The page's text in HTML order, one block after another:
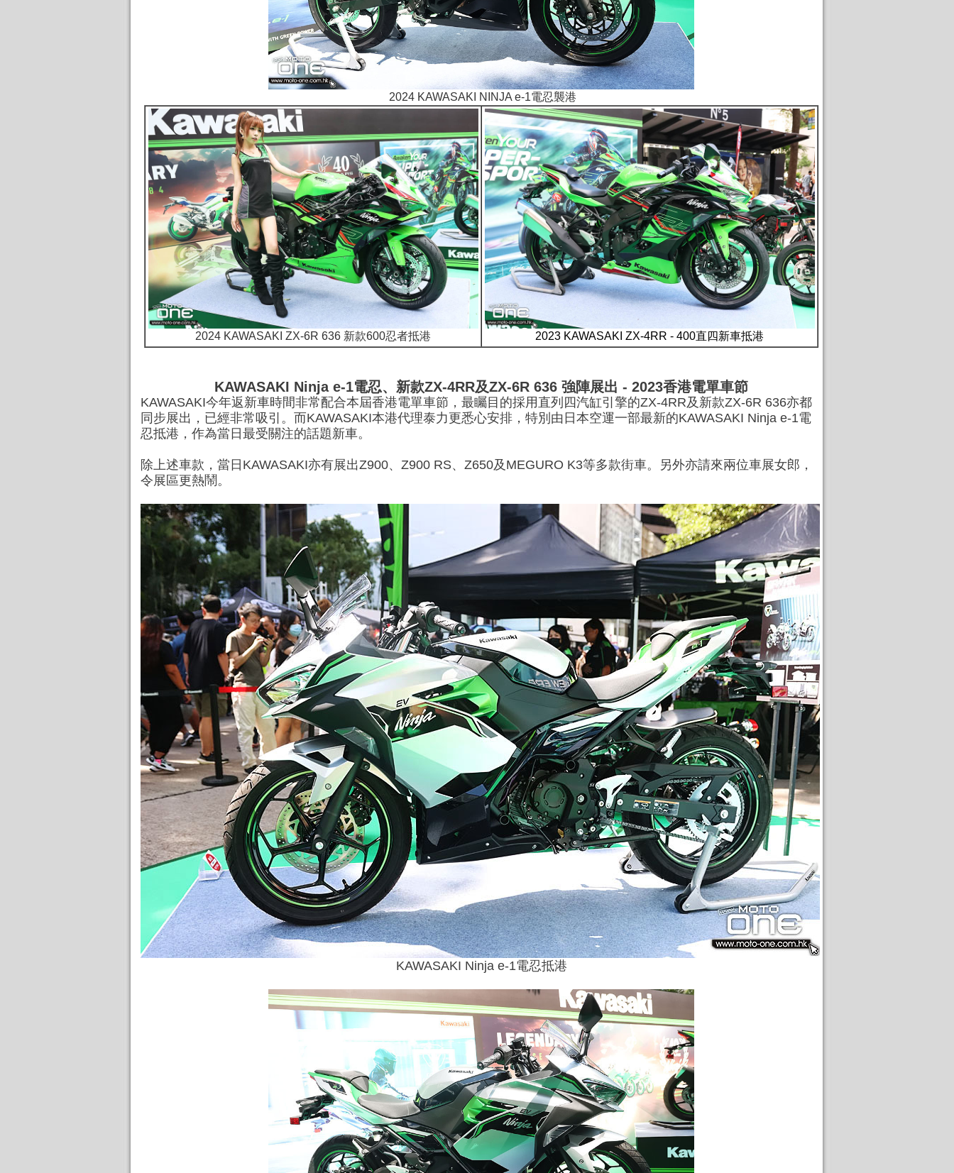
2024 KAWASAKI NINJA e-1電忍襲港
2024 KAWASAKI ZX-6R 636 新款600忍者抵港 2023 KAWASAKI ZX-4RR - 400直四新車抵港
KAWASAKI Ninja e-1電忍、新款ZX-4RR及ZX-6R 636 強陣展出 - 2023香港電單車節
KAWASAKI今年返新車時間非常配合本屆香港電單車節，最矚目的採用直列四汽缸引擎的ZX-4RR及新款ZX-6R 636亦都
同步展出，已經非常吸引。而KAWASAKI本港代理泰力更悉心安排，特別由日本空運一部最新的KAWASAKI Ninja e-1電
忍抵港，作為當日最受關注的話題新車。
除上述車款，當日KAWASAKI亦有展出Z900、Z900 RS、Z650及MEGURO K3等多款街車。另外亦請來兩位車展女郎，
令展區更熱鬧。
KAWASAKI Ninja e-1電忍抵港